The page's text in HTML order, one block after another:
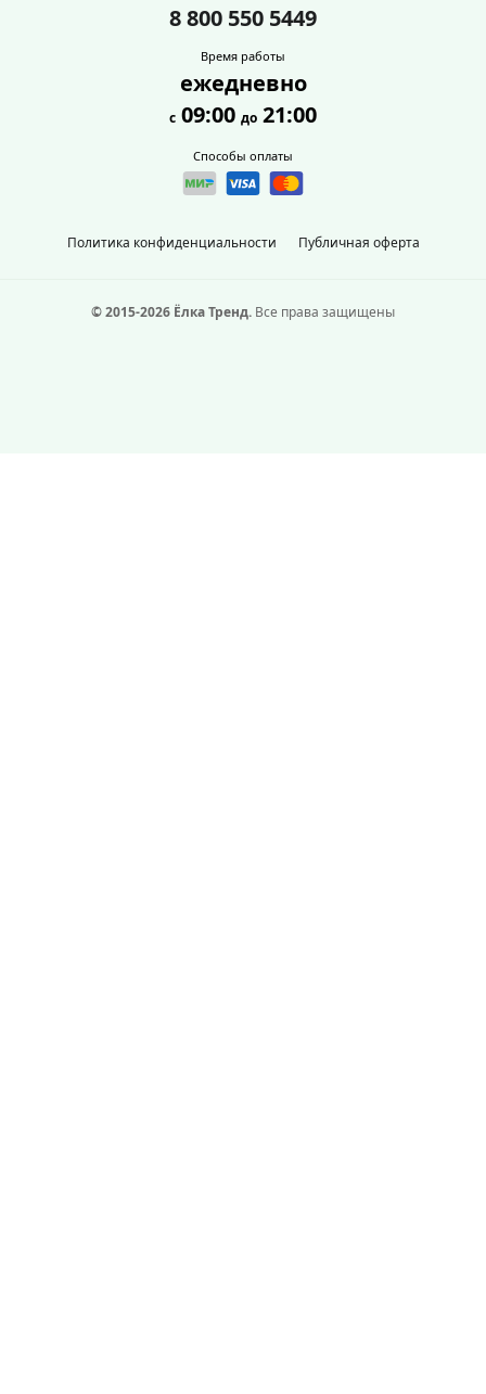
Политика конфиденциальности Публичная оферта
8 800 550 5449
Время работы
ежедневно
с 09:00 до 21:00
Способы оплаты
© 2015-2026 Ёлка Тренд. Все права защищены